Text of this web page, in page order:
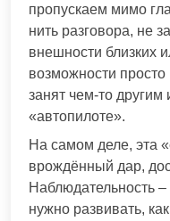
пропускаем мимо
нить разговора, не
внешности близких
возможности
занят чем-то другим
«автопилоте».
На самом деле, эта
врождённый дар,
Наблюдательность
нужно развивать,